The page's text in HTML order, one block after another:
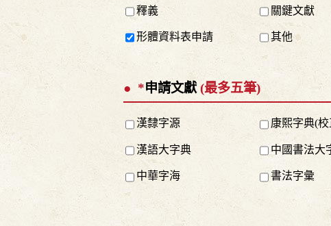
釋義 關鍵文獻
形體資料表申請 其他
*申請文獻(最多五筆)
漢隸字源 康熙字典(
漢語大字典 中國書法大
中華字海 書法字彙